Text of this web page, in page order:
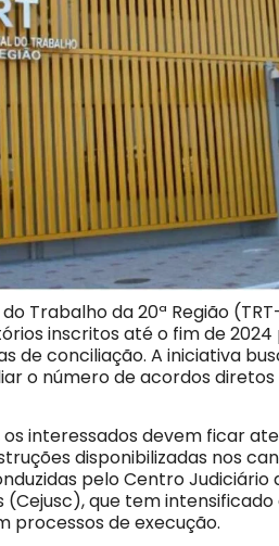
Trabalho da 20ª Região
inscritos até o fim de
de conciliação. A iniciativa
o número de acordos
os interessados devem ficar
disponibilizadas nos
pelo Centro Judiciário
(Cejusc), que tem
processos de execução.